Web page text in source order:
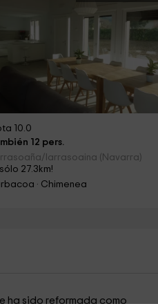
10.0
12 pers.
larrasoaina (Navarra)
sólo 27.3km!
· Chimenea
ha sido reformada como